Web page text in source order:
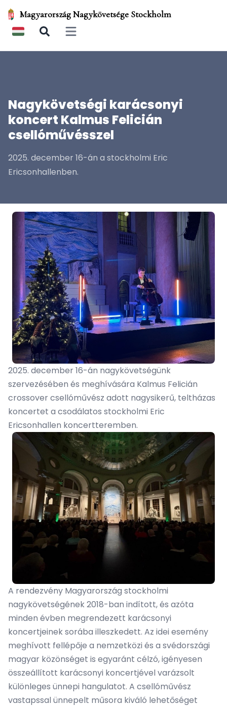
Magyarország Nagykövetsége Stockholm
Open main menu
Nagykövetségi karácsonyi
koncert Kalmus Felicián
csellóművésszel
2025. december 16-án a stockholmi Eric
Ericsonhallenben.
2025. december 16-án nagykövetségünk
szervezésében és meghívására Kalmus Felicián
crossover csellóművész adott nagysikerű, teltházas
koncertet a csodálatos stockholmi Eric
Ericsonhallen koncertteremben.
A rendezvény Magyarország stockholmi
nagykövetségének 2018-ban indított, és azóta
minden évben megrendezett karácsonyi
koncertjeinek sorába illeszkedett. Az idei esemény
meghívott fellépője a nemzetközi és a svédországi
magyar közönséget is egyaránt célzó, igényesen
összeállított karácsonyi koncertjével varázsolt
különleges ünnepi hangulatot. A csellóművész
vastapssal ünnepelt műsora kiváló lehetőséget